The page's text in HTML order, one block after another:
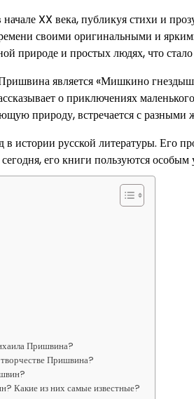
XX века, публикуя стихи и
своими оригинальными и
природе и простых людях, что
является «Мишкино
о приключениях
природу, встречается с
русской литературы. Его
его книги пользуются
Пришвина?
Пришвина?
Какие из них самые известные?